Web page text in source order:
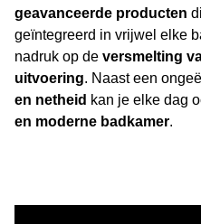
geavanceerde producten
geïntegreerd in vrijwel elke
nadruk op de versmelting
uitvoering. Naast een
en netheid kan je elke dag
en moderne badkamer.